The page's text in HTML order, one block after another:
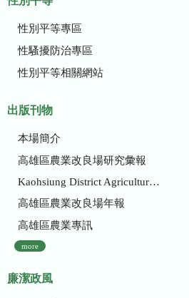
性別平等專區
性騷擾防治專區
性別平等相關網站
出版刊物
本場簡介
高雄區農業改良場研究彙報
Kaohsiung District Agricultural Research and Extension Station
高雄區農業改良場年報
高雄區農業專訊
more
廉潔政風